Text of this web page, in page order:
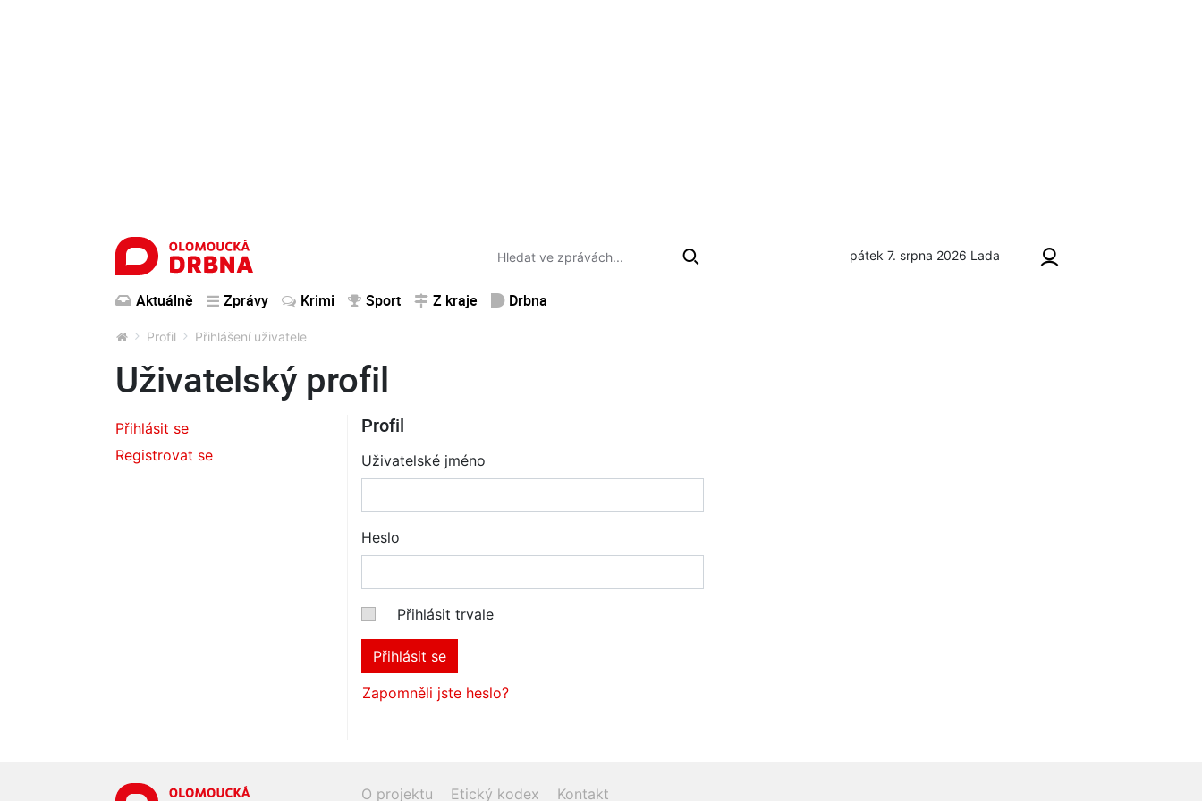
pátek 7. srpna 2026 Lada
Aktuálně Zprávy Krimi Sport Z kraje Drbna
Profil Přihlášení uživatele
Uživatelský profil
Přihlásit se
Registrovat se
Profil
Uživatelské jméno
Heslo
Přihlásit trvale
Přihlásit se
Zapomněli jste heslo?
O projektu Etický kodex Kontakt